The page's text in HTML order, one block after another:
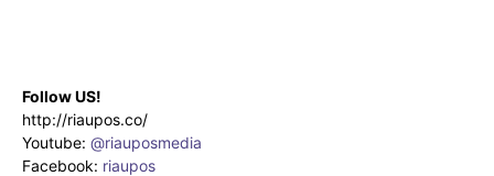
Follow US!
http://riaupos.co/
Youtube: @riauposmedia
Facebook: riaupos